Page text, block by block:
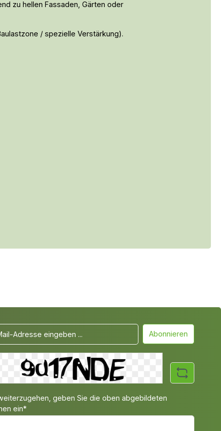
zu hellen Fassaden, Gärten oder
/ spezielle Verstärkung).
Abonnieren
geben Sie die oben abgebildeten
ein*